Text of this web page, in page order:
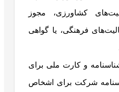
کشاورزی، مجوز
فرهنگی، یا گواهی
و کارت ملی برای
شرکت برای اشخاص